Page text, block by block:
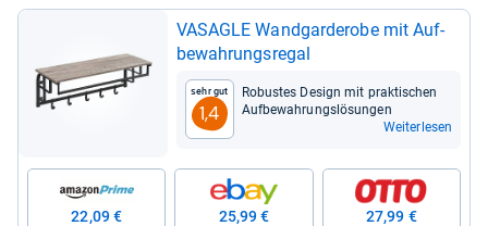
VASA­GLE Wand­gar­de­robe mit Auf­
be­wah­rungs­re­gal
Sehr gut
1,4
Robus­tes Design mit prak­ti­schen
Auf­be­wah­rungs­lö­sun­gen
Weiterlesen
22,09 € 25,99 € 27,99 €